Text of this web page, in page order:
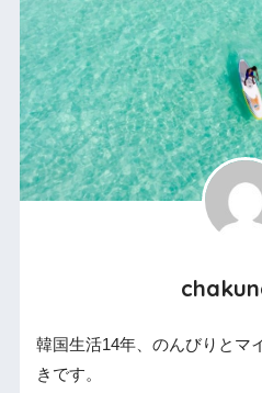
韓国生活14年、のんびりとマ
きです。